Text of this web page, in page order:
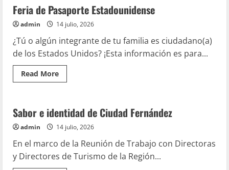
CIUDADES
HERMANAS
2026
Feria de Pasaporte Estadounidense
admin 14 julio, 2026
¿Tú o algún integrante de tu familia es ciudadano(a)
de los Estados Unidos? ¡Esta información es para...
Read MoreRead
more
Pasaporte
Estadounidense
Artesanias
Hecho en CDFDZ
Sabor e identidad de Ciudad Fernández
admin 14 julio, 2026
En el marco de la Reunión de Trabajo con Directoras
y Directores de Turismo de la Región...